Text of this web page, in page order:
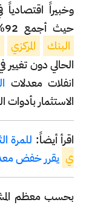
وخبيراً
حيث أجمع 92% من المشاركين في الاستطلاع على أن
البنك
المركزي
انفلات معدلات
الاستثمار
اقرأ أيضاً: للمرة
ي يقرر خفض
بحسب معظم